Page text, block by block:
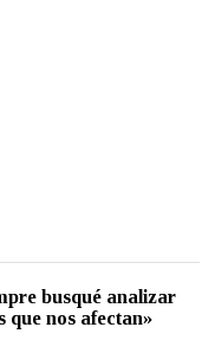
busqué analizar
que nos afectan»